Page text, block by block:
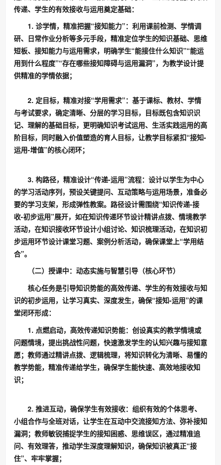
传递、学生的有效接收与运用奠定基础：
1. 诊学情，精准把握“接知能力”：利用课前检测、学情调
研、日常作业分析等多元手段，精准定位学生的知识基础、思维
短板、接知能力与运用需求，明确学生“能接住什么知识”“能运
用到什么程度”“存在哪些接知障碍与运用漏洞”，为教学设计提
供精准的学情依据；
2. 定目标，精准对接“学用需求”：基于课标、教材、学情
与考试要求，确定清晰、分层的学习目标，目标既包含知识识
记、理解的基础目标，更明确知识考试运用、生活实践运用的高
阶目标，同时融入价值塑造的育人目标，让教学目标紧扣“接知-
运用-增值”的核心闭环；
3. 构路径，精准设计“传递-运用”流程：设计以学生为中心
的学习活动序列，预设关键提问、互动策略与运用场景，准备必
要的学习支架，形成弹性教案。路径设计需围绕“知识传递-接
收-初步运用”展开，如在知识传递环节设计精讲点拨、情境教学
活动，在知识接收环节设计小组讨论、知识梳理活动，在知识初
步运用环节设计课堂习题、案例分析活动，确保课堂上“学用结
合”。
（二）授课中：动态实施与智慧引导（核心环节）
核心任务是引导知识势能的高效传递、学生的有效接收与知
识的初步运用，让学习真实、深度发生，确保“接知-运用”的课
堂闭环形成：
1. 点燃启动，高效传递知识势能：创设真实的教学情境或
问题情境，提出挑战性问题，快速激发学生的认知兴趣与接知意
愿；教师通过精讲点拨、逻辑梳理，将知识转化为清晰、易懂的
教学势能，精准传递给学生，确保学生能快速、高效地接收知
识；
2. 推进互动，确保学生有效接收：组织有效的个体思考、
小组合作与全班对话，让学生在互动中交流接知方法、弥补接知
漏洞；教师敏锐捕捉学生的接知困惑、思维误区，通过精准追
问、有效理答，推动学生深度理解知识，确保知识被真正“接
住”、牢牢掌握；